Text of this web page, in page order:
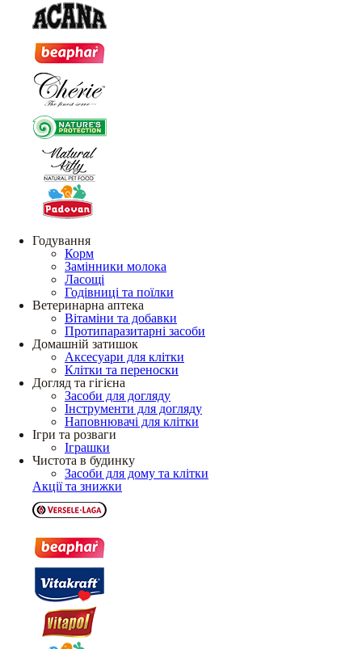
Годування
Корм
Замінники молока
Ласощі
Годівниці та поїлки
Ветеринарна аптека
Вітаміни та добавки
Протипаразитарні засоби
Домашній затишок
Аксесуари для клітки
Клітки та переноски
Догляд та гігієна
Засоби для догляду
Інструменти для догляду
Наповнювачі для клітки
Ігри та розваги
Іграшки
Чистота в будинку
Засоби для дому та клітки
Акції та знижки